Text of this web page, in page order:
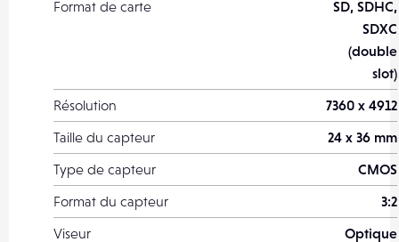
Format de carte
SD, SDHC,
SDXC
(double
slot)
Résolution
7360 x 4912
Taille du capteur
24 x 36 mm
Type de capteur
CMOS
Format du capteur
3:2
Viseur
Optique